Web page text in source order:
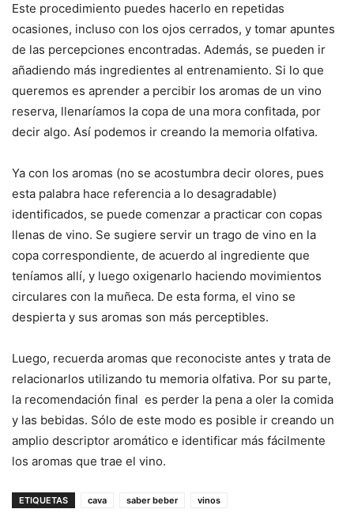
Este procedimiento puedes hacerlo en repetidas
ocasiones, incluso con los ojos cerrados, y tomar apuntes
de las percepciones encontradas. Además, se pueden ir
añadiendo más ingredientes al entrenamiento. Si lo que
queremos es aprender a percibir los aromas de un vino
reserva, llenaríamos la copa de una mora confitada, por
decir algo. Así podemos ir creando la memoria olfativa.
Ya con los aromas (no se acostumbra decir olores, pues
esta palabra hace referencia a lo desagradable)
identificados, se puede comenzar a practicar con copas
llenas de vino. Se sugiere servir un trago de vino en la
copa correspondiente, de acuerdo al ingrediente que
teníamos allí, y luego oxigenarlo haciendo movimientos
circulares con la muñeca. De esta forma, el vino se
despierta y sus aromas son más perceptibles.
Luego, recuerda aromas que reconociste antes y trata de
relacionarlos utilizando tu memoria olfativa. Por su parte,
la recomendación final es perder la pena a oler la comida
y las bebidas. Sólo de este modo es posible ir creando un
amplio descriptor aromático e identificar más fácilmente
los aromas que trae el vino.
ETIQUETAS cava saber beber vinos